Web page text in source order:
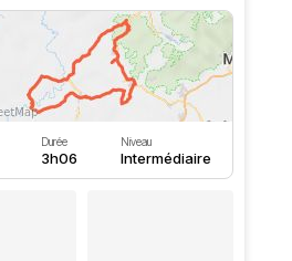
Durée
3h06
Niveau
Intermédiaire